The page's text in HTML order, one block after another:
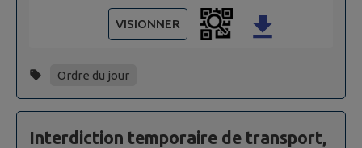
VISIONNER
Ordre du jour
Interdiction temporaire de transport,